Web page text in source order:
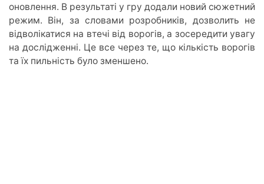
оновлення. В результаті у гру додали новий сюжетний
режим. Він, за словами розробників, дозволить не
відволікатися на втечі від ворогів, а зосередити увагу
на дослідженні. Це все через те, що кількість ворогів
та їх пильність було зменшено.